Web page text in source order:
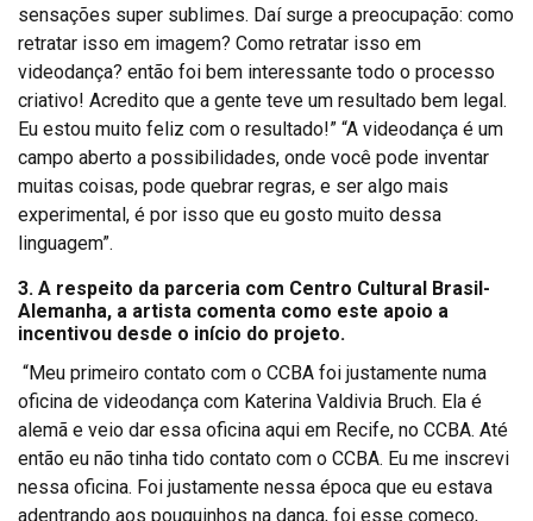
sensações super sublimes. Daí surge a preocupação: como
retratar isso em imagem? Como retratar isso em
videodança? então foi bem interessante todo o processo
criativo! Acredito que a gente teve um resultado bem legal.
Eu estou muito feliz com o resultado!” “A videodança é um
campo aberto a possibilidades, onde você pode inventar
muitas coisas, pode quebrar regras, e ser algo mais
experimental, é por isso que eu gosto muito dessa
linguagem”.
3. A respeito da parceria com Centro Cultural Brasil-
Alemanha, a artista comenta como este apoio a
incentivou desde o início do projeto.
“Meu primeiro contato com o CCBA foi justamente numa
oficina de videodança com Katerina Valdivia Bruch. Ela é
alemã e veio dar essa oficina aqui em Recife, no CCBA. Até
então eu não tinha tido contato com o CCBA. Eu me inscrevi
nessa oficina. Foi justamente nessa época que eu estava
adentrando aos pouquinhos na dança, foi esse começo,